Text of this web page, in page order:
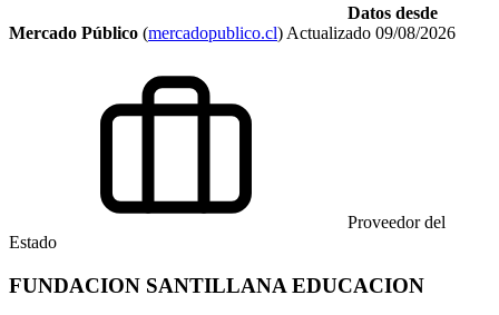
Datos desde
Mercado Público (mercadopublico.cl) Actualizado 09/08/2026
Proveedor del
Estado
FUNDACION SANTILLANA EDUCACION